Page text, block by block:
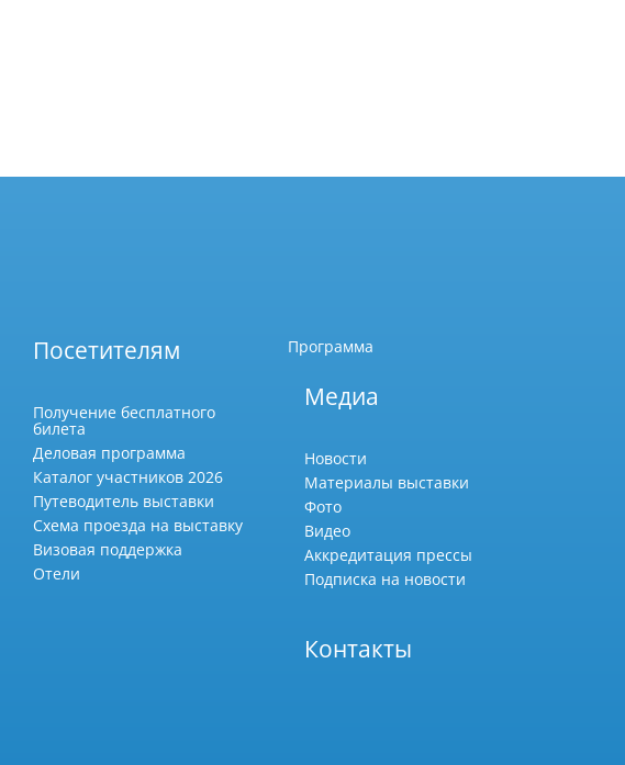
Посетителям
Получение бесплатного
билета
Деловая программа
Каталог участников 2026
Путеводитель выставки
Схема проезда на выставку
Визовая поддержка
Отели
Программа
Медиа
Новости
Материалы выставки
Фото
Видео
Аккредитация прессы
Подписка на новости
Контакты